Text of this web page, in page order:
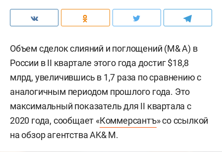
Объем сделок слияний и поглощений (M& A) в
России в II квартале этого года достиг $18,8
млрд, увеличившись в 1,7 раза по сравнению с
аналогичным периодом прошлого года. Это
максимальный показатель для II квартала с
2020 года, сообщает «Коммерсантъ» со ссылкой
на обзор агентства AK& M.